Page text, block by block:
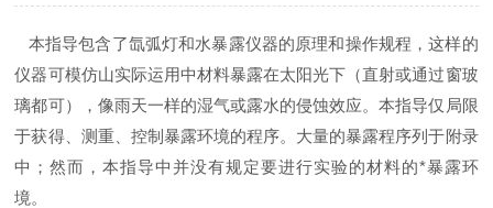
本指导包含了氙弧灯和水暴露仪器的原理和操作规程，这样的
仪器可模仿山实际运用中材料暴露在太阳光下（直射或通过窗玻
璃都可），像雨天一样的湿气或露水的侵蚀效应。本指导仅局限
于获得、测重、控制暴露环境的程序。大量的暴露程序列于附录
中；然而，本指导中并没有规定要进行实验的材料的*暴露环
境。